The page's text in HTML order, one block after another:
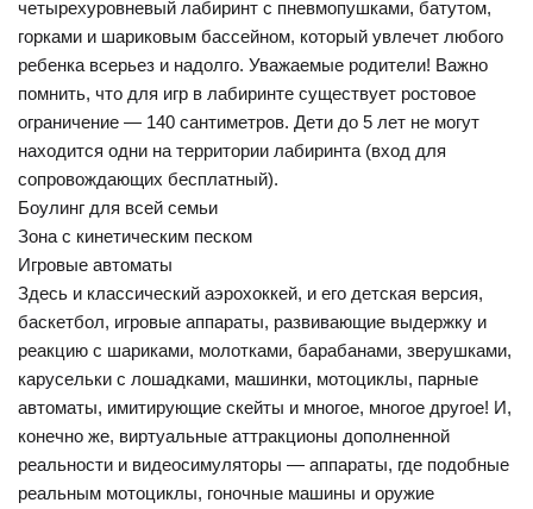
четырехуровневый лабиринт с пневмопушками, батутом,
горками и шариковым бассейном, который увлечет любого
ребенка всерьез и надолго. Уважаемые родители! Важно
помнить, что для игр в лабиринте существует ростовое
ограничение — 140 сантиметров. Дети до 5 лет не могут
находится одни на территории лабиринта (вход для
сопровождающих бесплатный).
Боулинг для всей семьи
Зона с кинетическим песком
Игровые автоматы
Здесь и классический аэрохоккей, и его детская версия,
баскетбол, игровые аппараты, развивающие выдержку и
реакцию с шариками, молотками, барабанами, зверушками,
карусельки с лошадками, машинки, мотоциклы, парные
автоматы, имитирующие скейты и многое, многое другое! И,
конечно же, виртуальные аттракционы дополненной
реальности и видеосимуляторы — аппараты, где подобные
реальным мотоциклы, гоночные машины и оружие